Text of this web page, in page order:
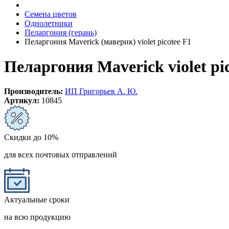
Семена цветов
Однолетники
Пеларгония (герань)
Пеларгония Maverick (маверик) violet picotee F1
Пеларгония Maverick violet
Производитель: ИП Григорьев А. Ю.
Артикул: 10845
Скидки до 10%
для всех почтовых отправлений
Актуальные сроки
на всю продукцию